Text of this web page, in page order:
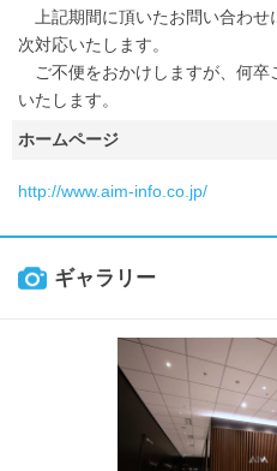
上記期間に頂いたお問い合わせ
次対応いたします。
ご不便をおかけしますが、何卒
いたします。
ホームページ
http://www.aim-info.co.jp/
ギャラリー